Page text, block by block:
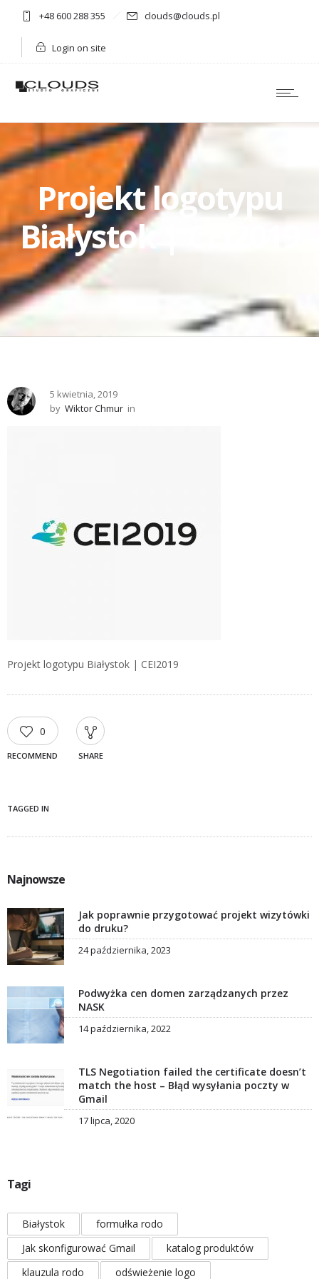
+48 600 288 355 clouds@clouds.pl
Login on site
Projekt logotypu
Białystok | CEI2019
5 kwietnia, 2019
by Wiktor Chmur in
Projekt logotypu Białystok | CEI2019
0
RECOMMEND SHARE
TAGGED IN
Najnowsze
Jak poprawnie przygotować projekt wizytówki
do druku?
24 października, 2023
Podwyżka cen domen zarządzanych przez
NASK
14 października, 2022
TLS Negotiation failed the certificate doesn’t
match the host – Błąd wysyłania poczty w
Gmail
17 lipca, 2020
Tagi
Białystok
formułka rodo
Jak skonfigurować Gmail
katalog produktów
klauzula rodo
odświeżenie logo